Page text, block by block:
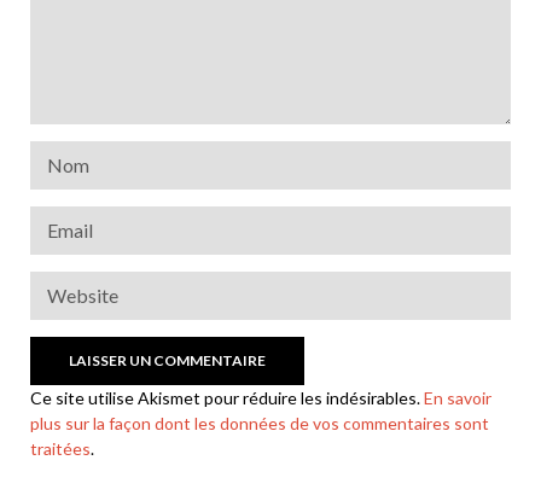
Ce site utilise Akismet pour réduire les indésirables.En savoir
plus sur la façon dont les données de vos commentaires sont
traitées.